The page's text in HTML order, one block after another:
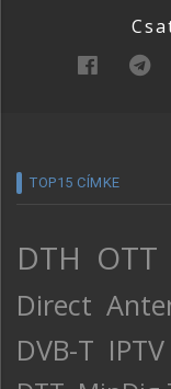
TOP15 CÍMKE
DTH OTT
Direct
DVB-T IPTV